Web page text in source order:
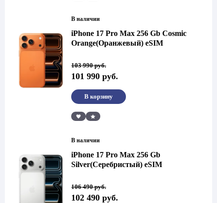
В наличии
iPhone 17 Pro Max 256 Gb Cosmic
Orange(Оранжевый) eSIM
103 990руб.
Первоначальная
цена
составляла
990 руб..
101 990 руб.
Текущая
цена:
101
Сравнить
В корзину
В наличии
iPhone 17 Pro Max 256 Gb
Silver(Серебристый) eSIM
106 490руб.
Первоначальная
цена
составляла
102 490 руб.
Текущая
цена:
102